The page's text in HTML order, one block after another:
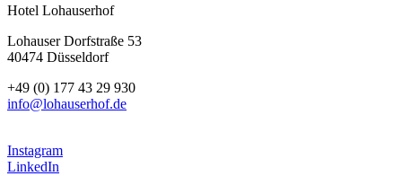
Hotel Lohauserhof
Lohauser Dorfstraße 53
40474 Düsseldorf
+49 (0) 177 43 29 930
info@lohauserhof.de
Instagram
LinkedIn